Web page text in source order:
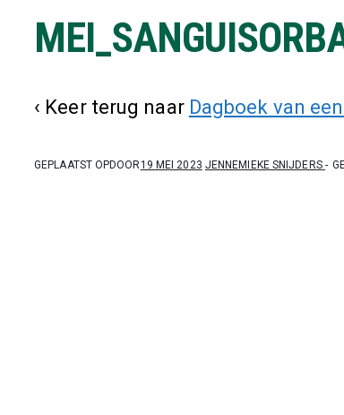
‹ Keer terug naar Dagboek van
GEPLAATST OPDOOR19 MEI 2023 JENNEMIEKE SNIJDERS